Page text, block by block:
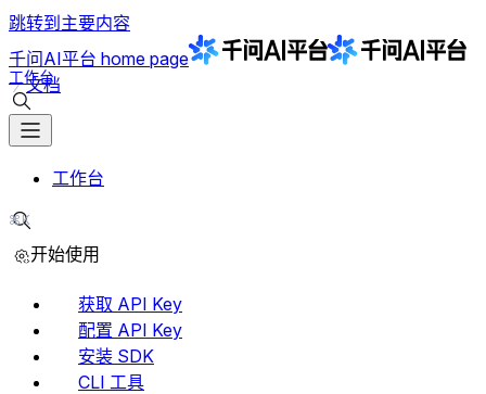
跳转到主要内容
千问AI平台 home page
文档
工作台
工作台
⌘K
开始使用
获取 API Key
配置 API Key
安装 SDK
CLI 工具